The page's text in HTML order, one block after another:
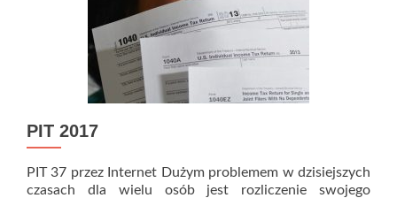
PIT 2017
PIT 37 przez Internet Dużym problemem w dzisiejszych
czasach dla wielu osób jest rozliczenie swojego